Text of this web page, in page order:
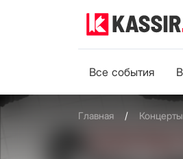
Все события
Главная / Концерты